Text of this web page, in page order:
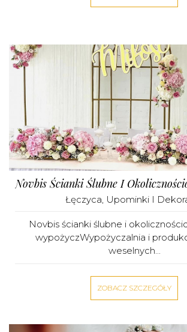
Łęczyca, Upominki I
Novbis ścianki ślubne i
wypożyczWypożyczalnia i
weselnych...
ZOBACZ SZCZEGÓŁY